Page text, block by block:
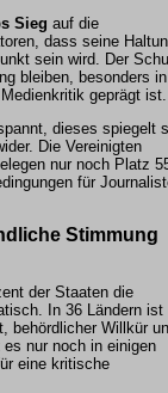
Sieg auf die
dass seine
sein wird. Der
bleiben, besonders in
geprägt ist.
dieses spiegelt
Die Vereinigten
nur noch Platz
für
Stimmung
der Staaten die
In 36 Ländern ist
behördlicher Willkür
nur noch in einigen
eine kritische